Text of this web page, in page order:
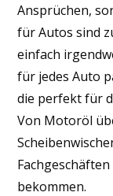
Ansprüchen,
für Autos sind
einfach
für jedes Auto
die perfekt für
Von Motoröl
bekommen.